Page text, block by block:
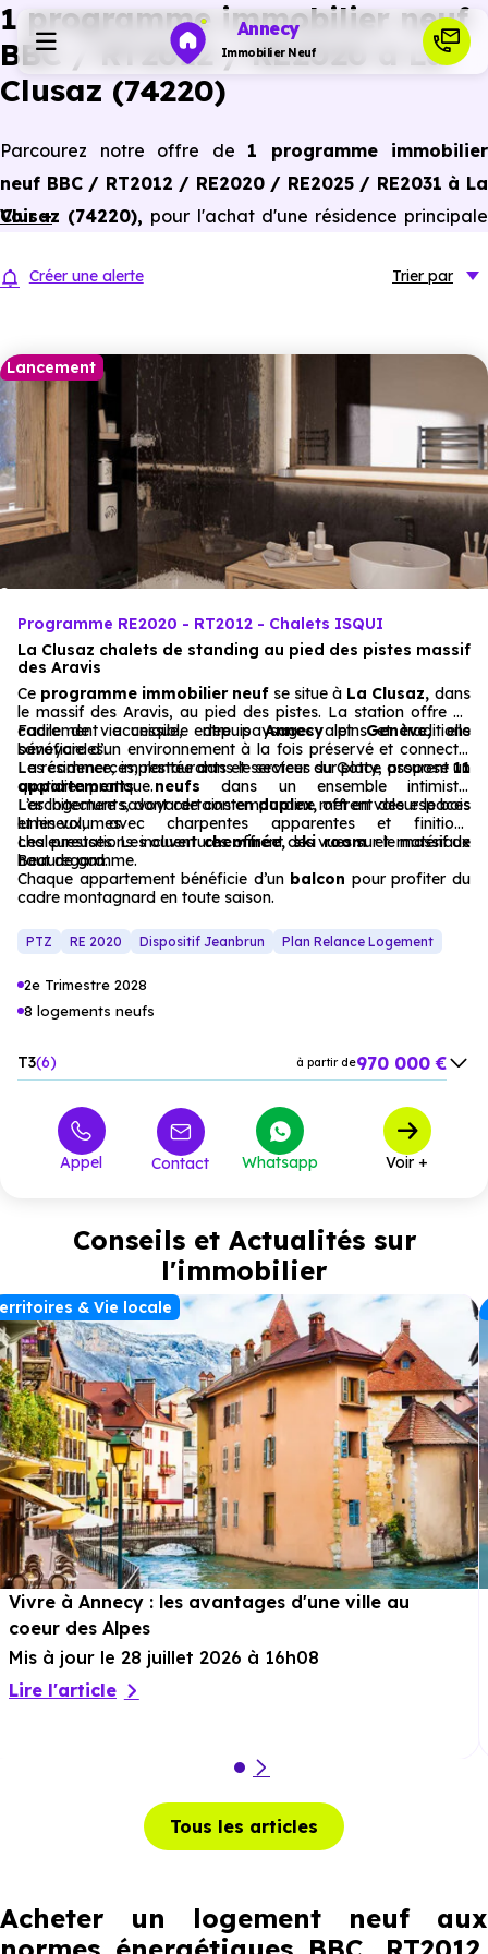
Annecy
Immobilier Neuf
Investir
Ressources
Financer
1 programme immobilier neuf
BBC / RT2012 / RE2020 à La
Clusaz (74220)
Parcourez notre offre de 1 programme immobilier
neuf BBC / RT2012 / RE2020 / RE2025 / RE2031 à La
Clusaz (74220), pour l'achat d'une résidence principale
normes de performances énergétiques, pour un gain
Voir +
Créer une alerte Trier par
Lancement
Programme RE2020 - RT2012 - Chalets ISQUI
La Clusaz chalets de standing au pied des pistes massif
des Aravis
Ce programme immobilier neuf se situe à La Clusaz, dans
le massif des Aravis, au pied des pistes. La station offre un
cadre de vie unique, entre paysages alpins et traditions
savoyardes.
Facilement accessible depuisAnnecyetGenève,elle
bénéficie d’un environnement à la fois préservé et connecté.
Les commerces, restaurants et services sur place assurent un
quotidien pratique.
La résidence, implantée dans le secteur du Gotty, propose 11
appartements neufs dans un ensemble intimiste.
L’architecture savoyarde contemporaine met en valeur le bois
et les volumes.
Les logements, dont certains enduplex,offrent des espaces
lumineux, avec charpentes apparentes et finitions
chaleureuses. Les ouvertures offrent des vues sur le massif de
Beauregard.
Les prestations incluentcheminée, ski roomet matériaux
haut de gamme.
Chaque appartement bénéficie d’un balcon pour profiter du
cadre montagnard en toute saison.
PTZ RE 2020 Dispositif Jeanbrun Plan Relance Logement
2e Trimestre 2028
8 logements neufs
T3 6 à partir de970 000 €
Appel Contact Whatsapp Voir +
Conseils et Actualités sur
l'immobilier
& Vie locale
Vivre à Annecy : les avantages d'une ville au
coeur des Alpes
Mis à jour le 28 juillet 2026 à 16h08
Lire l'article
Tous les articles
Acheter un logement neuf aux